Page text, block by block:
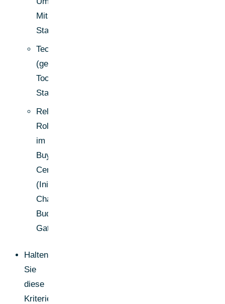
Mitarbeiter,
Standorte)
Technographics
(genutzte
Tools,
Stack)
Relevante
Rollen
im
Buying
Center
(Initiator,
Champion,
Budgethalter,
Gatekeeper)
Halten
Sie
diese
Kriterien